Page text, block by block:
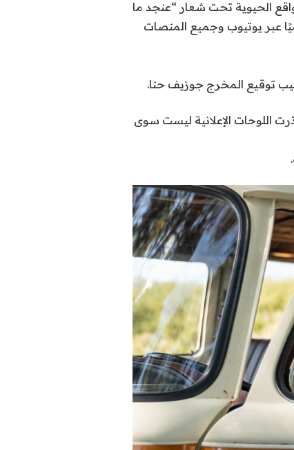
الحيوية تحت شعار “عنجد ما
عبر يوتيوب وجميع المنصات
اللوحات الإعلانية ليست سوى